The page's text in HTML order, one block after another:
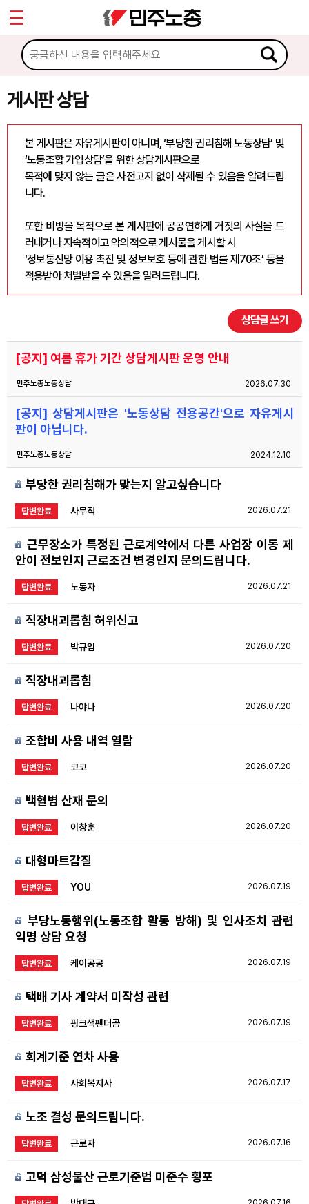
게시판 상담
본 게시판은 자유게시판이 아니며, ‘부당한 권리침해 노동상담’ 및
‘노동조합 가입상담’을 위한 상담게시판으로
목적에 맞지 않는 글은 사전고지 없이 삭제될 수 있음을 알려드립
니다.
또한 비방을 목적으로 본 게시판에 공공연하게 거짓의 사실을 드
러내거나 지속적이고 악의적으로 게시물을 게시할 시
‘정보통신망 이용 촉진 및 정보보호 등에 관한 법률 제70조’ 등을
적용받아 처벌받을 수 있음을 알려드립니다.
상담글 쓰기
[공지] 여름 휴가 기간 상담게시판 운영 안내
2026.07.30
민주노총노동상담
[공지] 상담게시판은 '노동상담 전용공간'으로 자유게시
판이 아닙니다.
2024.12.10
민주노총노동상담
부당한 권리침해가 맞는지 알고싶습니다
답변완료 2026.07.21
사무직
근무장소가 특정된 근로계약에서 다른 사업장 이동 제
안이 전보인지 근로조건 변경인지 문의드립니다.
답변완료 2026.07.21
노동자
직장내괴롭힘 허위신고
답변완료 2026.07.20
박규임
직장내괴롭힘
답변완료 2026.07.20
나야나
조합비 사용 내역 열람
답변완료 2026.07.20
코코
백혈병 산재 문의
답변완료 2026.07.20
이창훈
대형마트갑질
답변완료 2026.07.19
YOU
부당노동행위(노동조합 활동 방해) 및 인사조치 관련
익명 상담 요청
답변완료 2026.07.19
케이공공
택배 기사 계약서 미작성 관련
답변완료 2026.07.19
핑크색팬더곰
회계기준 연차 사용
답변완료 2026.07.17
사회복지사
노조 결성 문의드립니다.
답변완료 2026.07.16
근로자
고덕 삼성물산 근로기준법 미준수 횡포
마이페이지
소개
소식
게시판 상담
권리찾기수첩 검색
바로보기
찾아보기
노동조합 가입 안내
전국 노동상담소 안내
업무
Sketchbook5, 스케치북5
Sketchbook5, 스케치북5